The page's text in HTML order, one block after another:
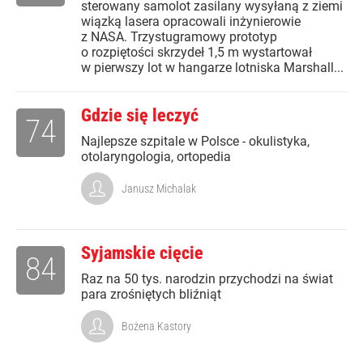
sterowany samolot zasilany wysyłaną z ziemi
wiązką lasera opracowali inżynierowie
z NASA. Trzystugramowy prototyp
o rozpiętości skrzydeł 1,5 m wystartował
w pierwszy lot w hangarze lotniska Marshall...
Gdzie się leczyć
Najlepsze szpitale w Polsce - okulistyka,
otolaryngologia, ortopedia
74
Janusz Michalak
Syjamskie cięcie
Raz na 50 tys. narodzin przychodzi na świat
para zrośniętych bliźniąt
84
Bożena Kastory